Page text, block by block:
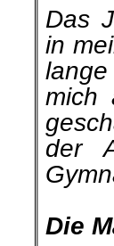
Das
in
mich
der
Die